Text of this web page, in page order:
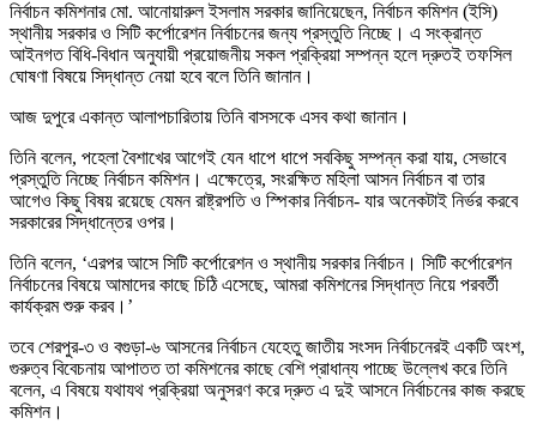
নির্বাচন কমিশনার মো. আনোয়ারুল ইসলাম সরকার জানিয়েছেন, নির্বাচন কমিশন (ইসি)
স্থানীয় সরকার ও সিটি কর্পোরেশন নির্বাচনের জন্য প্রস্তুতি নিচ্ছে। এ সংক্রান্ত
আইনগত বিধি-বিধান অনুযায়ী প্রয়োজনীয় সকল প্রক্রিয়া সম্পন্ন হলে দ্রুতই তফসিল
ঘোষণা বিষয়ে সিদ্ধান্ত নেয়া হবে বলে তিনি জানান।
আজ দুপুরে একান্ত আলাপচারিতায় তিনি বাসসকে এসব কথা জানান।
তিনি বলেন, পহেলা বৈশাখের আগেই যেন ধাপে ধাপে সবকিছু সম্পন্ন করা যায়, সেভাবে
প্রস্তুতি নিচ্ছে নির্বাচন কমিশন। এক্ষেত্রে, সংরক্ষিত মহিলা আসন নির্বাচন বা তার
আগেও কিছু বিষয় রয়েছে যেমন রাষ্ট্রপতি ও স্পিকার নির্বাচন- যার অনেকটাই নির্ভর করবে
সরকারের সিদ্ধান্তের ওপর।
তিনি বলেন, ‘এরপর আসে সিটি কর্পোরেশন ও স্থানীয় সরকার নির্বাচন। সিটি কর্পোরেশন
নির্বাচনের বিষয়ে আমাদের কাছে চিঠি এসেছে, আমরা কমিশনের সিদ্ধান্ত নিয়ে পরবর্তী
কার্যক্রম শুরু করব।’
তবে শেরপুর-৩ ও বগুড়া-৬ আসনের নির্বাচন যেহেতু জাতীয় সংসদ নির্বাচনেরই একটি অংশ,
গুরুত্ব বিবেচনায় আপাতত তা কমিশনের কাছে বেশি প্রাধান্য পাচ্ছে উল্লেখ করে তিনি
বলেন, এ বিষয়ে যথাযথ প্রক্রিয়া অনুসরণ করে দ্রুত এ দুই আসনে নির্বাচনের কাজ করছে
কমিশন।